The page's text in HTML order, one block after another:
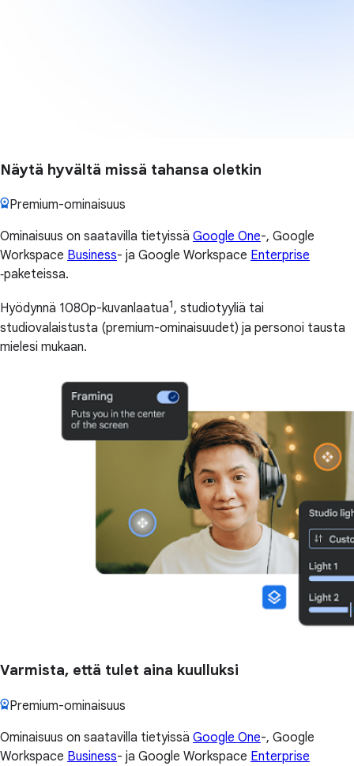
Näytä hyvältä missä tahansa oletkin
Premium-ominaisuus
Ominaisuus on saatavilla tietyissä Google One-, Google
Workspace Business- ja Google Workspace Enterprise
‑paketeissa.
Hyödynnä 1080p-kuvanlaatua1, studiotyyliä tai
studiovalaistusta (premium-ominaisuudet) ja personoi tausta
mielesi mukaan.
Varmista, että tulet aina kuulluksi
Premium-ominaisuus
Ominaisuus on saatavilla tietyissä Google One-, Google
Workspace Business- ja Google Workspace Enterprise